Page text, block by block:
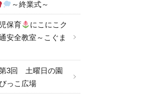
～終業式～
保育
にこにこク
安全教室～こぐま
3回 土曜日の園
っこ広場